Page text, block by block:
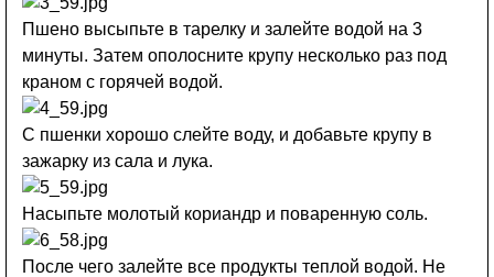
Пшено высыпьте в тарелку и залейте водой на 3
минуты. Затем ополосните крупу несколько раз под
краном с горячей водой.
С пшенки хорошо слейте воду, и добавьте крупу в
зажарку из сала и лука.
Насыпьте молотый кориандр и поваренную соль.
После чего залейте все продукты теплой водой. Не